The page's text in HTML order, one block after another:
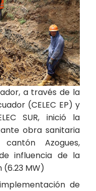
a través de la
(CELEC EP) y
SUR, inició la
obra sanitaria
Azogues,
influencia de la
MW)
de